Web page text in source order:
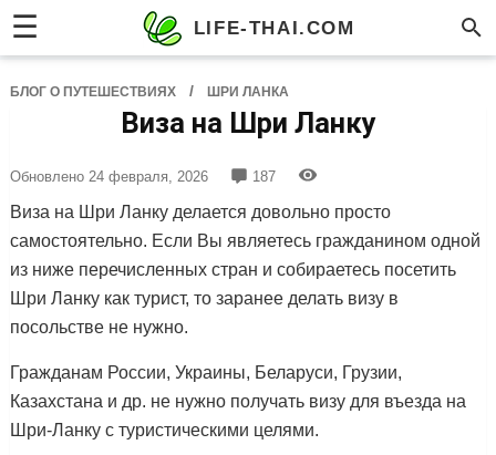
☰ LIFE-THAI.COM
БЛОГ О ПУТЕШЕСТВИЯХ / ШРИ ЛАНКА
Виза на Шри Ланку
Обновлено 24 февраля, 2026 187
Виза на Шри Ланку делается довольно просто
самостоятельно. Если Вы являетесь гражданином одной
из ниже перечисленных стран и собираетесь посетить
Шри Ланку как турист, то заранее делать визу в
посольстве не нужно.
Гражданам России, Украины, Беларуси, Грузии,
Казахстана и др. не нужно получать визу для въезда на
Шри-Ланку с туристическими целями.